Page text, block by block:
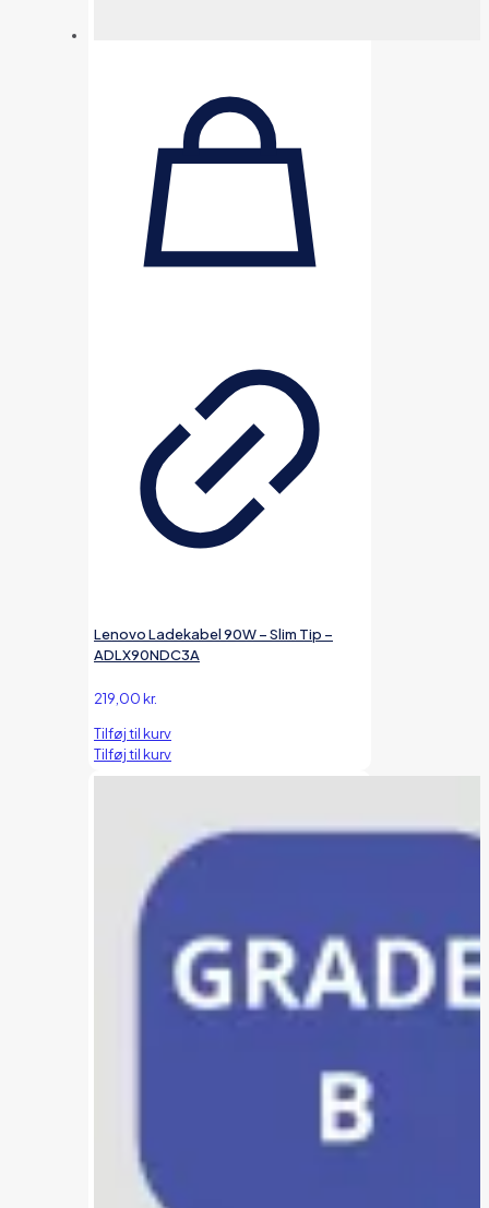
Lenovo Ladekabel 90W – Slim Tip –
ADLX90NDC3A
219,00kr.
Tilføj til kurv
Tilføj til kurv